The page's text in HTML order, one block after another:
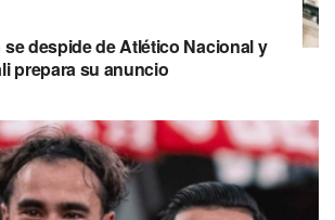
despide de Atlético Nacional y
prepara su anuncio